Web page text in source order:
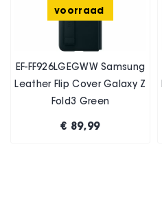
voorraad
EF-FF926LGEGWW Samsung
Leather Flip Cover Galaxy Z
Fold3 Green
€ 89,99